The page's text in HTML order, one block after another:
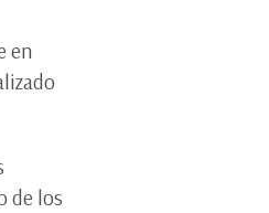
en
de los